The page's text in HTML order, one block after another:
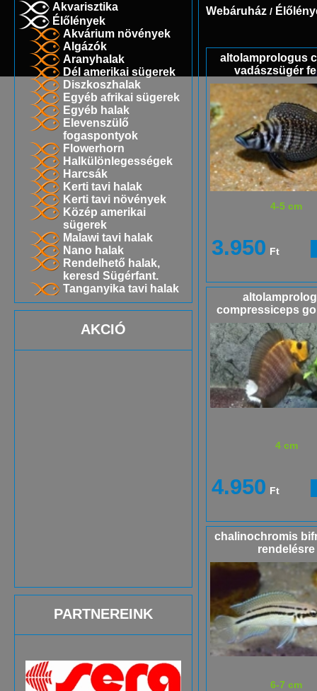
Akvarisztika
Élőlények
Akvárium növények
Algázók
Aranyhalak
Dél amerikai sügerek
Diszkoszhalak
Egyéb afrikai sügerek
Egyéb halak
Elevenszülő
fogaspontyok
Flowerhorn
Halkülönlegességek
Harcsák
Kerti tavi halak
Kerti tavi növények
Közép amerikai
sügerek
Malawi tavi halak
Nano halak
Rendelhető halak,
keresd Sügérfant.
Tanganyika tavi halak
AKCIÓ
PARTNEREINK
Webáruház /
altolamprologus
vadászsügér
4-5 cm
3.950 Ft
compressiceps
4 cm
4.950 Ft
chalinochromis
rendelésre
6-7 cm